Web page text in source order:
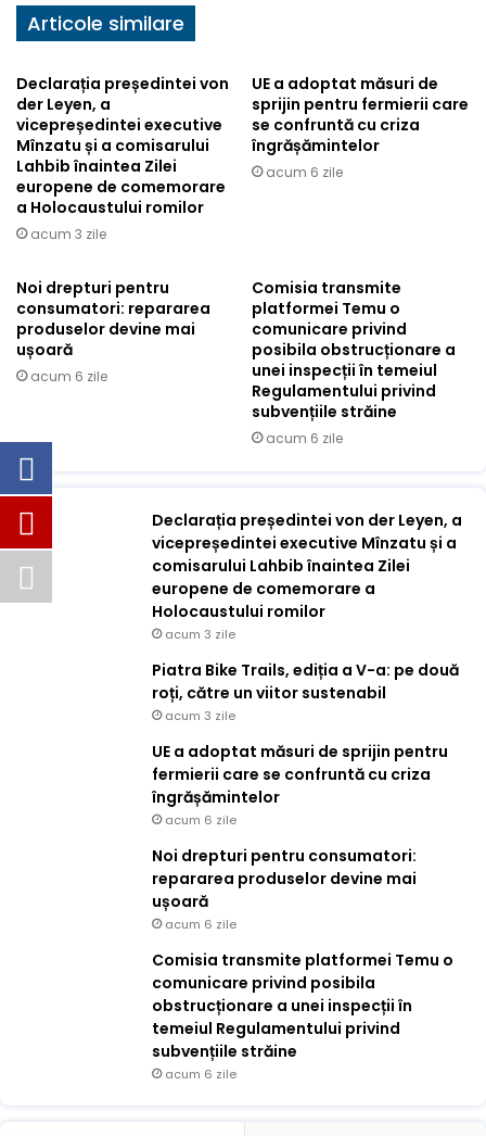
Articole similare
Declarația președintei von
der Leyen, a
vicepreședintei executive
Mînzatu și a comisarului
Lahbib înaintea Zilei
europene de comemorare
a Holocaustului romilor
acum 3 zile
UE a adoptat măsuri de
sprijin pentru fermierii care
se confruntă cu criza
îngrășămintelor
acum 6 zile
Noi drepturi pentru
consumatori: repararea
produselor devine mai
ușoară
acum 6 zile
Comisia transmite
platformei Temu o
comunicare privind
posibila obstrucționare a
unei inspecții în temeiul
Regulamentului privind
subvențiile străine
acum 6 zile
Declarația președintei von der Leyen, a
vicepreședintei executive Mînzatu și a
comisarului Lahbib înaintea Zilei
europene de comemorare a
Holocaustului romilor
acum 3 zile
Piatra Bike Trails, ediția a V-a: pe două
roți, către un viitor sustenabil
acum 3 zile
UE a adoptat măsuri de sprijin pentru
fermierii care se confruntă cu criza
îngrășămintelor
acum 6 zile
Noi drepturi pentru consumatori:
repararea produselor devine mai
ușoară
acum 6 zile
Comisia transmite platformei Temu o
comunicare privind posibila
obstrucționare a unei inspecții în
temeiul Regulamentului privind
subvențiile străine
acum 6 zile